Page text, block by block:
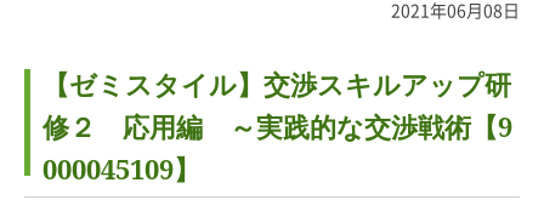
2021年06月08日
【ゼミスタイル】交渉スキルアップ研
修２ 応用編 ～実践的な交渉戦術【9
000045109】